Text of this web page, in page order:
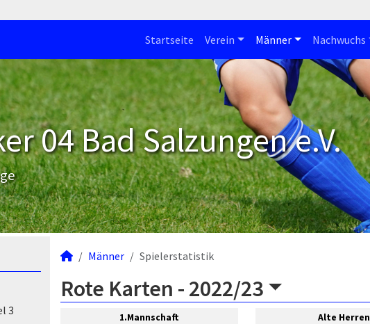
Startseite Verein Männer Nachwuchs
04 Bad Salzungen e.V.
3
Männer Spielerstatistik
Rote Karten - 2022/23
1.Mannschaft Alte Herren